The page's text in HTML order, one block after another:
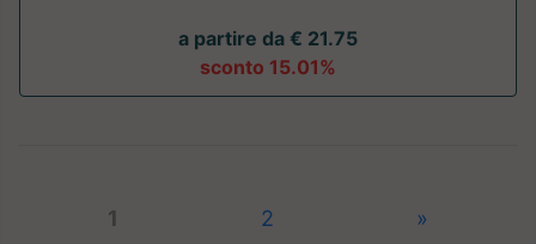
a partire da € 21.75
sconto 15.01%
1 2 »